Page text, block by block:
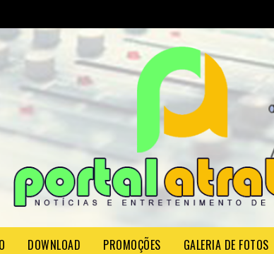
DOWNLOAD PROMOÇÕES GALERIA DE FOTOS